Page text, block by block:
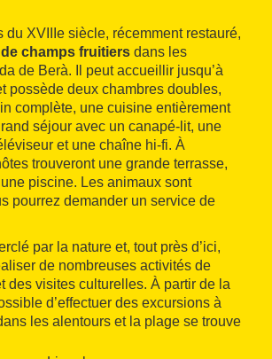
du XVIIIe siècle, récemment restauré,
champs fruitiers dans les
de Berà. Il peut accueillir jusqu’à
possède deux chambres doubles,
complète, une cuisine entièrement
séjour avec un canapé-lit, une
et une chaîne hi-fi. À
trouveront une grande terrasse,
piscine. Les animaux sont
pourrez demander un service de
par la nature et, tout près d’ici,
de nombreuses activités de
des visites culturelles. À partir de la
d’effectuer des excursions à
les alentours et la plage se trouve